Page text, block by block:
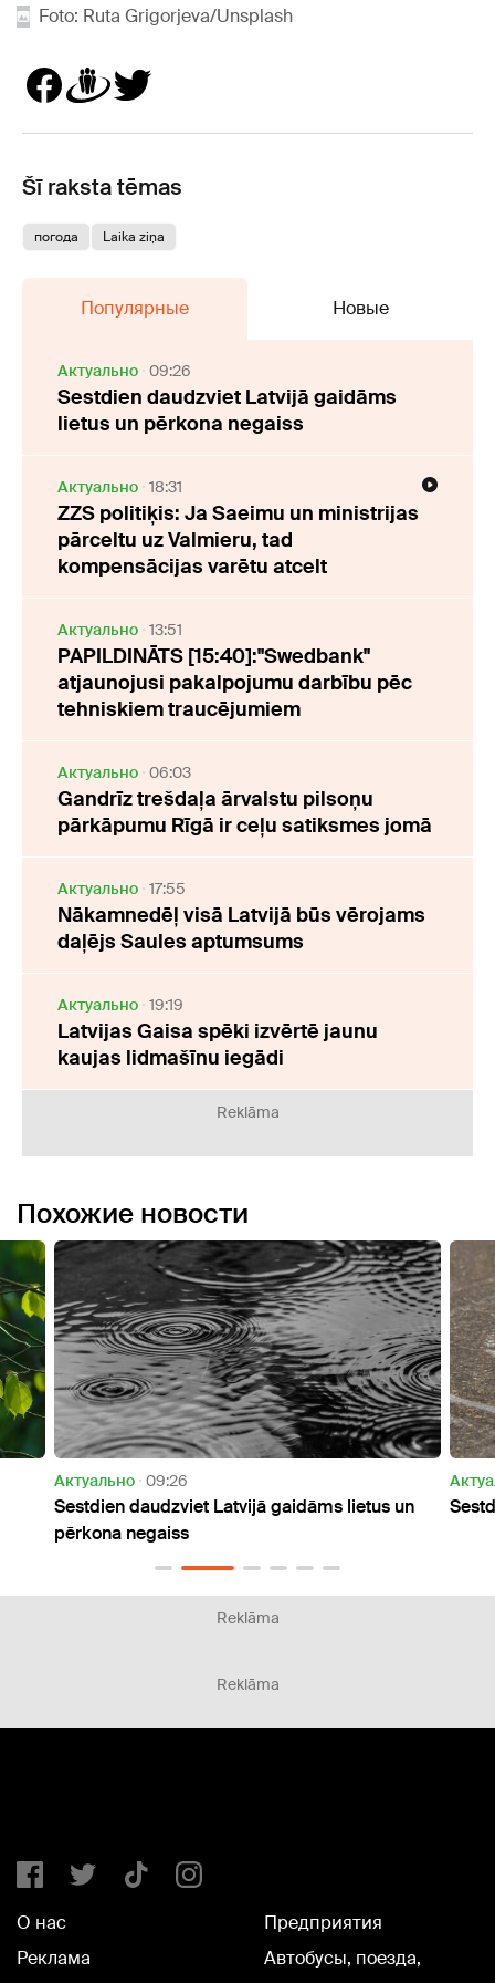
Foto: Ruta Grigorjeva/Unsplash
Šī raksta tēmas
погода Laika ziņa
Популярные Новые
Актуально 09:26
Sestdien daudzviet Latvijā gaidāms
lietus un pērkona negaiss
Актуально 18:31
ZZS politiķis: Ja Saeimu un ministrijas
pārceltu uz Valmieru, tad
kompensācijas varētu atcelt
Актуально 13:51
PAPILDINĀTS [15:40]:"Swedbank"
atjaunojusi pakalpojumu darbību pēc
tehniskiem traucējumiem
Актуально 06:03
Gandrīz trešdaļa ārvalstu pilsoņu
pārkāpumu Rīgā ir ceļu satiksmes jomā
Актуально 17:55
Nākamnedēļ visā Latvijā būs vērojams
daļējs Saules aptumsums
Актуально 19:19
Latvijas Gaisa spēki izvērtē jaunu
kaujas lidmašīnu iegādi
Reklāma
Похожие новости
lietus un
Актуально
Sestdien daudzviet gaidāms lietus
Reklāma
Reklāma
О нас
Реклама
Предприятия
Автобусы, поезда,